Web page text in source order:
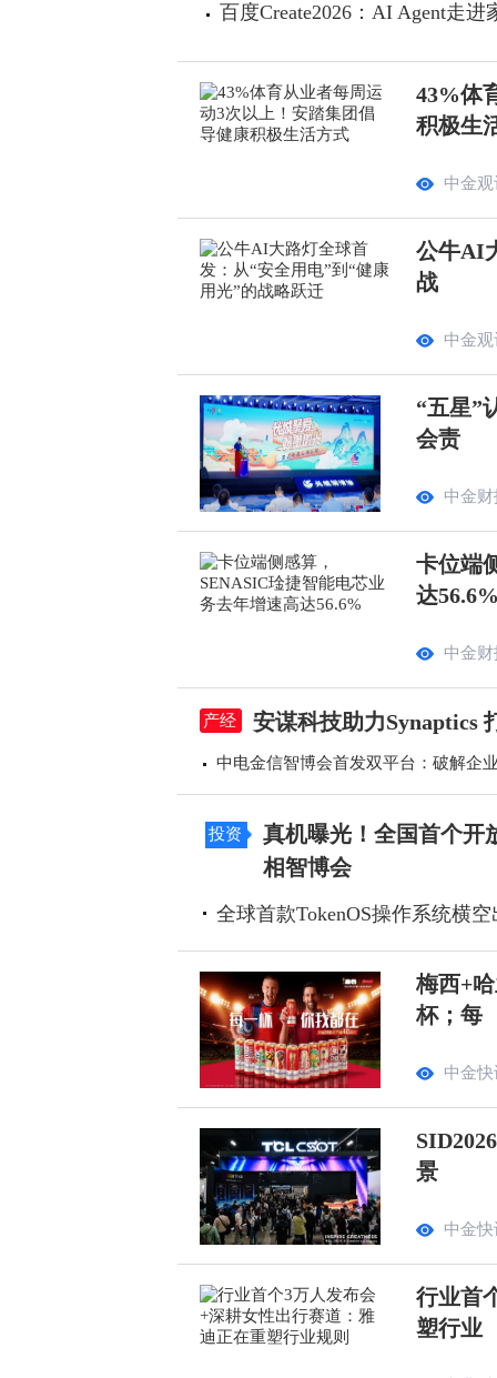
百度Create2026：AI Agent走
43%体
积极生
中金观
公牛AI
战
中金观
“五星”
会责
中金财
卡位端
达
中金财
产经 安谋科技助力Synaptics
中电金信智博会首发双平台：破解企
投资
真机曝光！全国首个开
相智博会
全球首款TokenOS操作系统横
梅西+
杯；每
中金快
景
中金快
行业首
塑行业